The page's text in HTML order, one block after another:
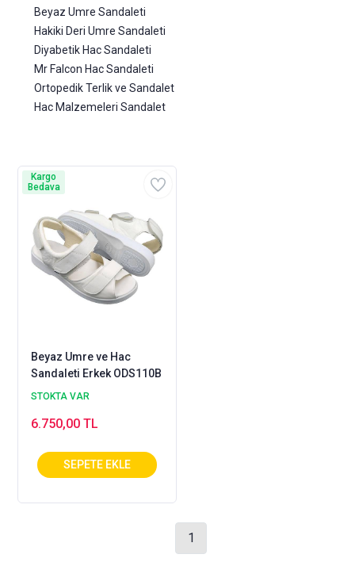
Beyaz Umre Sandaleti
Hakiki Deri Umre Sandaleti
Diyabetik Hac Sandaleti
Mr Falcon Hac Sandaleti
Ortopedik Terlik ve Sandalet
Hac Malzemeleri Sandalet
Beyaz Umre ve Hac
Sandaleti Erkek ODS110B
STOKTA VAR
6.750,00 TL
Kargo
Bedava
1